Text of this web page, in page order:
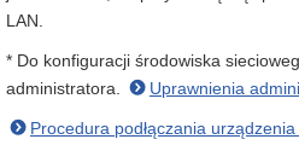
LAN.
* Do konfiguracji środowiska
administratora.
Uprawnienia
Procedura podłączania